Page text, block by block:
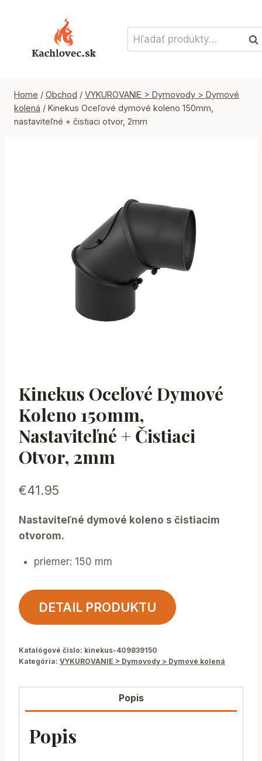
Hľadať:
Home / Obchod / VYKUROVANIE > Dymovody > Dymové
kolená / Kinekus Oceľové dymové koleno 150mm,
nastaviteľné + čistiaci otvor, 2mm
Kinekus Oceľové Dymové
Koleno 150mm,
Nastaviteľné + Čistiaci
Otvor, 2mm
€41.95
Nastaviteľné dymové koleno s čistiacim
otvorom.
priemer: 150 mm
DETAIL PRODUKTU
Katalógové číslo: kinekus-409839150
Kategória: VYKUROVANIE > Dymovody > Dymové kolená
Popis
Popis